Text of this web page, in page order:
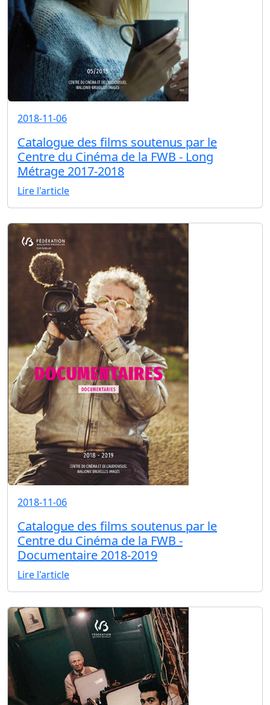
2018-11-06
Catalogue des films soutenus par le
Centre du Cinéma de la FWB - Long
Métrage 2017-2018
Lire l'article
2018-11-06
Catalogue des films soutenus par le
Centre du Cinéma de la FWB -
Documentaire 2018-2019
Lire l'article